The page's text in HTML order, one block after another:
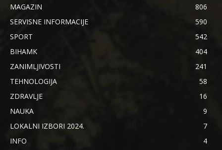
MAGAZIN
806
SERVISNE INFORMACIJE
590
SPORT
542
BIHAMK
404
ZANIMLJIVOSTI
241
TEHNOLOGIJA
58
ZDRAVLJE
16
NAUKA
9
LOKALNI IZBORI 2024.
7
INFO
4